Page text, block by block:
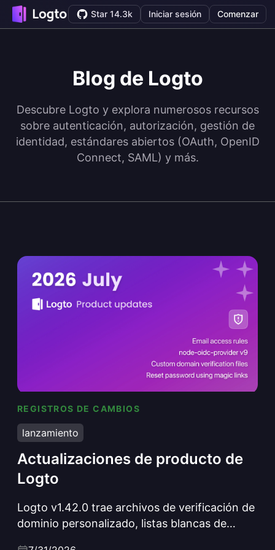
Star 14.3k Iniciar sesión Comenzar
Blog de Logto
Descubre Logto y explora numerosos recursos
sobre autenticación, autorización, gestión de
identidad, estándares abiertos (OAuth, OpenID
Connect, SAML) y más.
REGISTROS DE CAMBIOS
lanzamiento
Actualizaciones de producto de
Logto
Logto v1.42.0 trae archivos de verificación de
dominio personalizado, listas blancas de
Actualizaciones de producto de Logto